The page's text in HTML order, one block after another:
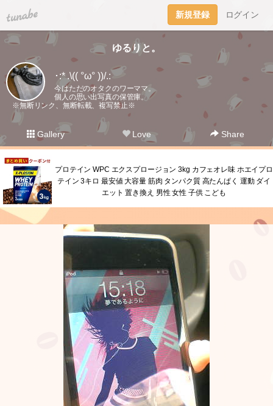
tuna.be 新規登録 ログイン
ゆるりと。
･:* .\(( °ω° ))/.:
今はただのオタクのワーママ。
個人の思い出写真の保管庫。
※無断リンク、無断転載、複写禁止※
Gallery Love Share
プロテイン WPC エクスプロージョン 3kg カフェオレ味 ホエイプロ
テイン 3キロ 最安値 大容量 筋肉 タンパク質 高たんぱく 運動 ダイ
エット 置き換え 男性 女性 子供 こども